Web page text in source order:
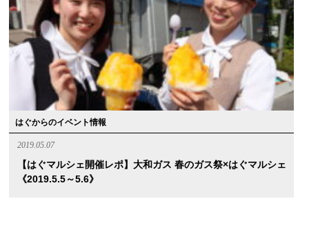
はぐからのイベント情報
2019.05.07
【はぐマルシェ開催レポ】大和ガス 春のガス祭×はぐマルシェ
《2019.5.5～5.6》